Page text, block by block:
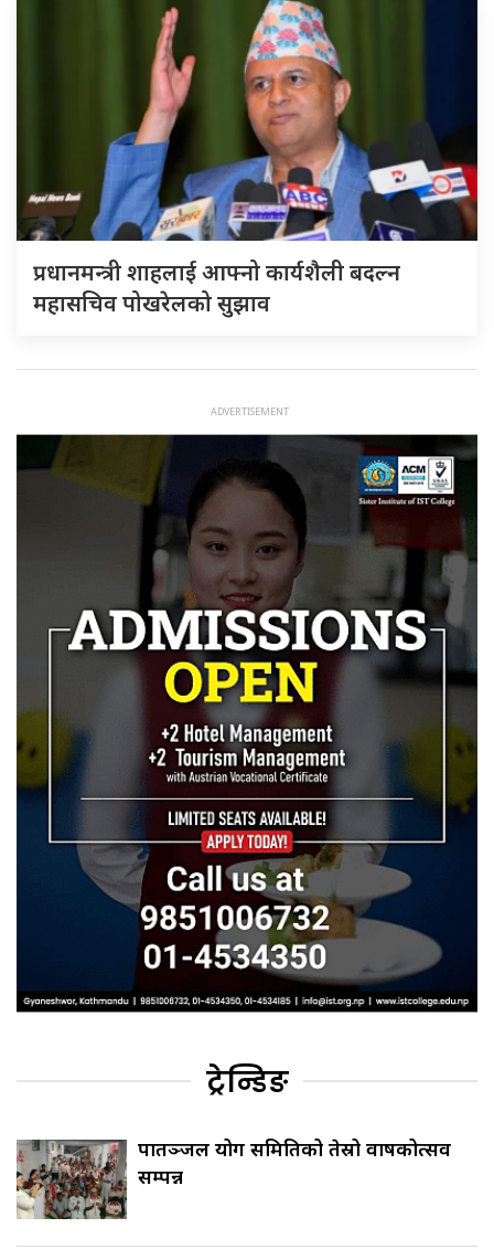
प्रधानमन्त्री शाहलाई आफ्नो कार्यशैली बदल्न
महासचिव पोखरेलको सुझाव
ट्रेन्डिङ
पातञ्जल योग समितिको तेस्रो वार्षिकोत्सव
सम्पन्न